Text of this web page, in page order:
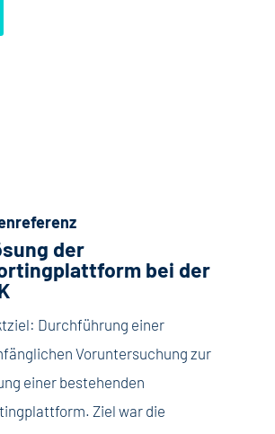
der
bei der
Durchführung einer
Voruntersuchung zur
einer bestehenden
Ziel war die